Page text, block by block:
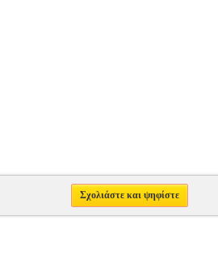
Σχολιάστε και ψηφίστε